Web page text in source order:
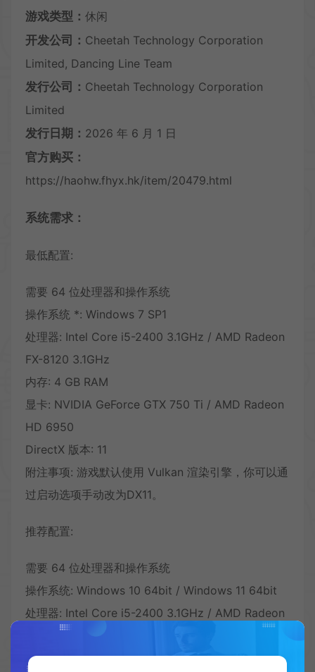
游戏类型： 休闲
开发公司： Cheetah Technology Corporation
Limited, Dancing Line Team
发行公司： Cheetah Technology Corporation
Limited
发行日期： 2026 年 6 月 1 日
官方购买：
https://haohw.fhyx.hk/item/20479.html
系统需求：
最低配置:
需要 64 位处理器和操作系统
操作系统 *: Windows 7 SP1
处理器: Intel Core i5-2400 3.1GHz / AMD Radeon
FX-8120 3.1GHz
内存: 4 GB RAM
显卡: NVIDIA GeForce GTX 750 Ti / AMD Radeon
HD 6950
DirectX 版本: 11
附注事项: 游戏默认使用 Vulkan 渲染引擎，你可以通
过启动选项手动改为DX11。
推荐配置:
需要 64 位处理器和操作系统
操作系统: Windows 10 64bit / Windows 11 64bit
处理器: Intel Core i5-2400 3.1GHz / AMD Radeon
FX-8120 3.1GHz 或更高配置
内存: 8 GB RAM